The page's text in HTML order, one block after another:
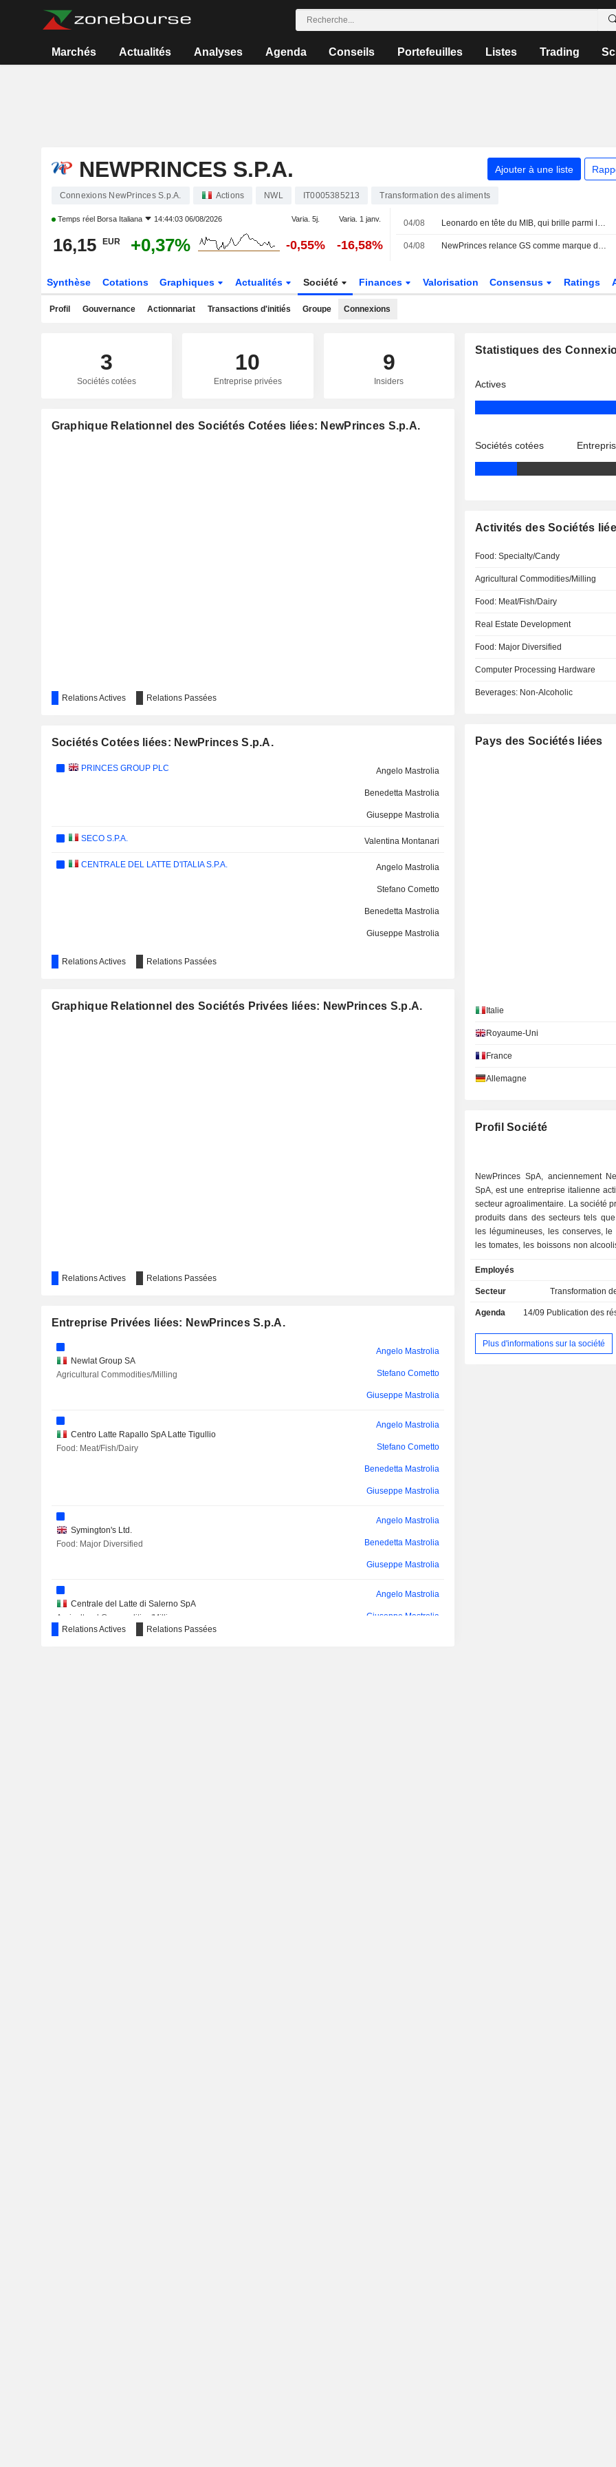
Marchés Actualités Analyses Agenda Conseils Portefeuilles Listes Trading
NEWPRINCES S.P.A. Ajouter à une liste
Connexions NewPrinces S.p.A. Actions NWL IT0005385213 Transformation des aliments
Temps réel Borsa Italiana 14:44:03 06/08/2026 Varia. 5j. Varia. 1 janv.
16,15 EUR +0,37% -0,55% -16,58%
04/08 Leonardo en tête du MIB, qui brille parmi les places européennes
04/08 NewPrinces relance GS comme marque de référence pour le retail
Synthèse Cotations Graphiques Actualités Société Finances Valorisation Consensus Ratings
Profil Gouvernance Actionnariat Transactions d'initiés Groupe Connexions
3
Sociétés cotées
10
Entreprise privées
9
Insiders
Graphique Relationnel des Sociétés Cotées liées: NewPrinces S.p.A.
Relations Actives Relations Passées
Sociétés Cotées liées: NewPrinces S.p.A.
PRINCES GROUP PLC Angelo Mastrolia
Benedetta Mastrolia
Giuseppe Mastrolia
SECO S.P.A. Valentina Montanari
CENTRALE DEL LATTE D'ITALIA S.P.A. Angelo Mastrolia
Stefano Cometto
Benedetta Mastrolia
Giuseppe Mastrolia
Relations Actives Relations Passées
Graphique Relationnel des Sociétés Privées liées: NewPrinces S.p.A.
Relations Actives Relations Passées
Entreprise Privées liées: NewPrinces S.p.A.
Newlat Group SA
Agricultural Commodities/Milling
Angelo Mastrolia
Stefano Cometto
Giuseppe Mastrolia
Centro Latte Rapallo SpA Latte Tigullio
Food: Meat/Fish/Dairy
Angelo Mastrolia
Stefano Cometto
Benedetta Mastrolia
Giuseppe Mastrolia
Symington's Ltd.
Food: Major Diversified
Angelo Mastrolia
Benedetta Mastrolia
Giuseppe Mastrolia
Centrale del Latte di Salerno SpA
Agricultural Commodities/Milling
Angelo Mastrolia
Giuseppe Mastrolia
Relations Actives Relations Passées
Statistiques des
Actives
Sociétés cotées
Activités des Sociétés
Food: Specialty/Candy
Agricultural Commodities/Milling
Food: Meat/Fish/Dairy
Real Estate Development
Food: Major Diversified
Computer Processing Hardware
Beverages: Non-Alcoholic
Pays des Sociétés liées
Italie
Royaume-Uni
France
Allemagne
Profil Société
NewPrinces SpA, anciennement
SpA, est une entreprise italienne
secteur agroalimentaire. La société
produits dans des secteurs tels
les légumineuses, les conserves,
les tomates, les boissons non
produits laitiers, les plats préparés et
spécialisée. Elle propose des
beurre et du fromage fondu, du
des produits sans gluten, des
protéines et des aliments pour
Employés
Secteur Transformation
Agenda 14/09 Publication des résultats
Plus d'informations sur la société